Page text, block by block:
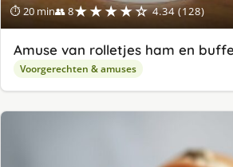
⏱ 20 min👥 8★★★★☆ 4.34 (128)
Amuse van rolletjes ham en
Voorgerechten & amuses